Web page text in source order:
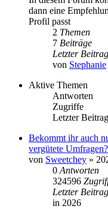
dann eine
Profil passt
2 Themen
7 Beiträge
Letzter Beitrag
von Stephanie
Aktive Themen
Antworten
Zugriffe
Letzter Beitrag
Bekommt ihr auch
vergütete Umfragen?
von Sweetchey »
0 Antworten
324596
Letzter Beitrag
in 2026